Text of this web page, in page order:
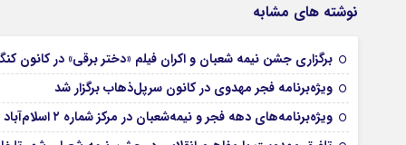
نوشته های مشابه
برگزاری جشن نیمه شعبان و اکران فیلم «دختر برقی» در کانون
ویژه‌برنامه‌ فجر مهدوی در کانون سرپل‌ذهاب برگزار شد
ویژه‌برنامه‌های دهه فجر و نیمه‌شعبان در مرکز شماره ۲ اسلام‌آباد غرب